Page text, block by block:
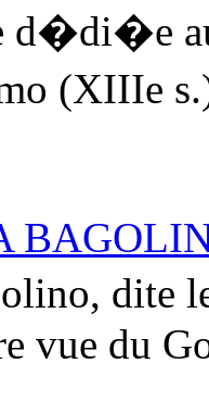
d�di�e
(XIIIe
vue du